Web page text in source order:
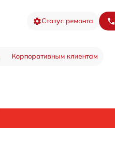
Статус ремонта
Корпоративным клиентам